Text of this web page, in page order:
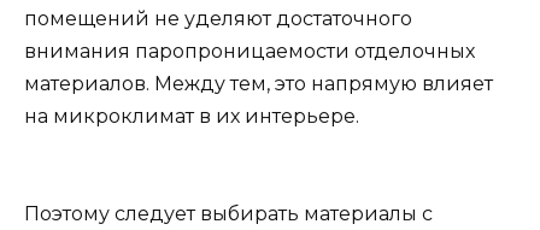
помещений не уделяют достаточного
внимания паропроницаемости отделочных
материалов. Между тем, это напрямую влияет
на микроклимат в их интерьере.
Поэтому следует выбирать материалы с